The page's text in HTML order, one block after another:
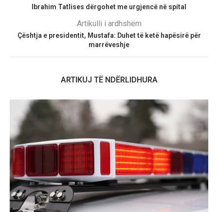
Ibrahim Tatlises dërgohet me urgjencë në spital
Artikulli i ardhshëm
Çështja e presidentit, Mustafa: Duhet të ketë hapësirë për
marrëveshje
ARTIKUJ TË NDËRLIDHURA